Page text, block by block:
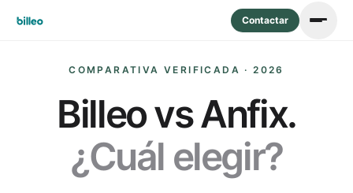
Contactar
COMPARATIVA VERIFICADA · 2026
Billeo vsAnfix.
¿Cuál elegir?